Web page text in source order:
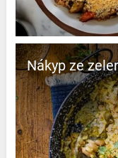
Nákyp ze